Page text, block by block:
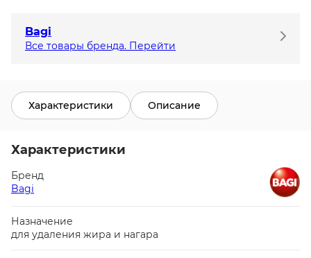
Bagi
Все товары бренда. Перейти
Характеристики Описание
Характеристики
Бренд
Bagi
Назначение
для удаления жира и нагара